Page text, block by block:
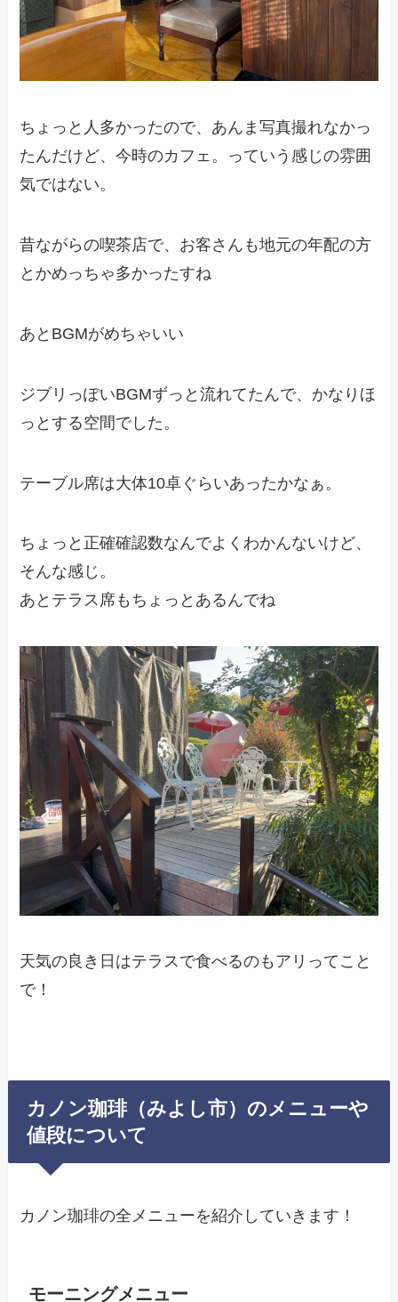
ちょっと人多かったので、あんま写真撮れなかっ
たんだけど、今時のカフェ。っていう感じの雰囲
気ではない。
昔ながらの喫茶店で、お客さんも地元の年配の方
とかめっちゃ多かったすね
あとBGMがめちゃいい
ジブリっぽいBGMずっと流れてたんで、かなりほ
っとする空間でした。
テーブル席は大体10卓ぐらいあったかなぁ。
ちょっと正確確認数なんでよくわかんないけど、
そんな感じ。
あとテラス席もちょっとあるんでね
天気の良き日はテラスで食べるのもアリってこと
で！
カノン珈琲（みよし市）のメニューや
値段について
カノン珈琲の全メニューを紹介していきます！
モーニングメニュー